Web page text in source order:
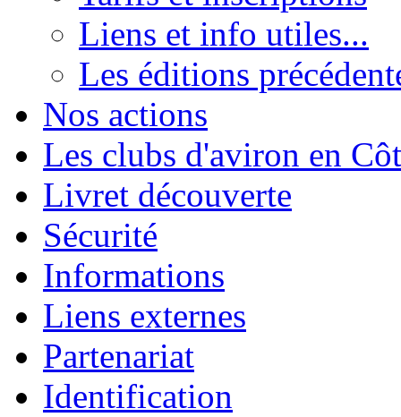
Liens et info utiles...
Les éditions
Nos actions
Les clubs d'aviron en
Livret découverte
Sécurité
Informations
Liens externes
Partenariat
Identification